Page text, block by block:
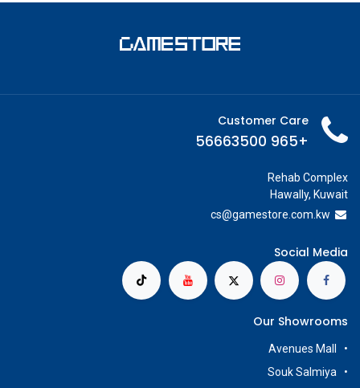
Customer Care
+965 56663500
Rehab Complex
Hawally, Kuwait
cs@gamestore.com.kw
Social Media
Our Showrooms
Avenues Mall
Souk Salmiya